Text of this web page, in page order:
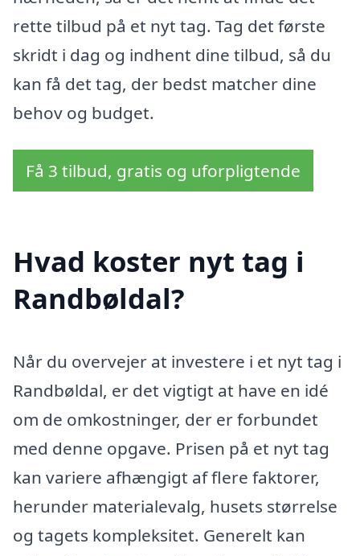
rette tilbud på et nyt tag. Tag det første
skridt i dag og indhent dine tilbud, så du
kan få det tag, der bedst matcher dine
behov og budget.
Få 3 tilbud, gratis og uforpligtende
Hvad koster nyt tag i
Randbøldal?
Når du overvejer at investere i et nyt tag i
Randbøldal, er det vigtigt at have en idé
om de omkostninger, der er forbundet
med denne opgave. Prisen på et nyt tag
kan variere afhængigt af flere faktorer,
herunder materialevalg, husets størrelse
og tagets kompleksitet. Generelt kan